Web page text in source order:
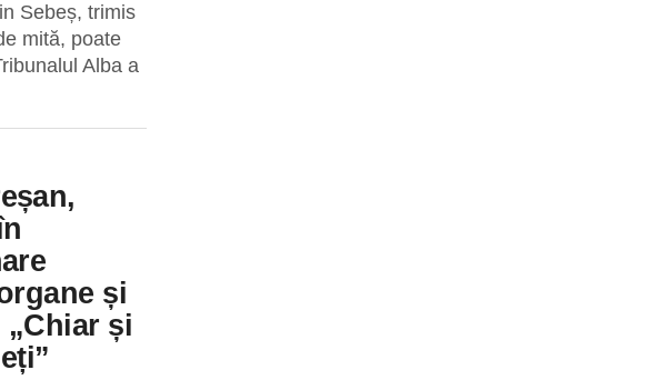
Sebeș, trimis
mită, poate
Alba a
și
și